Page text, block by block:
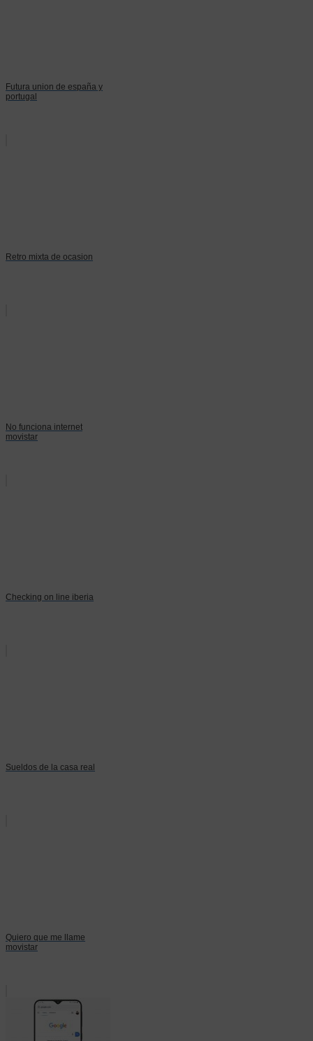
Futura union de españa y
portugal
Retro mixta de ocasion
No funciona internet
movistar
Checking on line iberia
Sueldos de la casa real
Quiero que me llame
movistar